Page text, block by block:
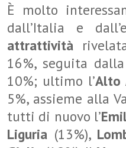
È molto
dall’Italia e
attrattività
16%, seguita dalla
10%; ultimo l’Alto
5%, assieme alla
tutti di nuovo l’
Liguria (13%),